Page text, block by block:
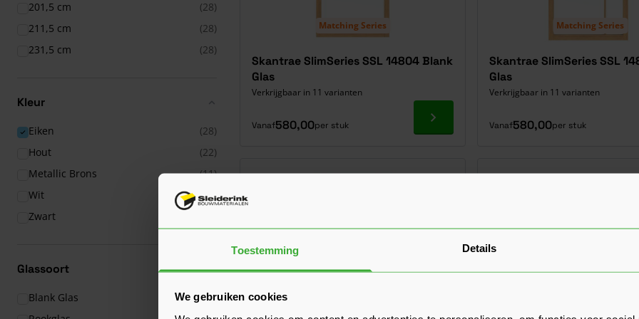
Toestemming Details
We gebruiken cookies
201,5 cm
(28)
211,5 cm
(28)
231,5 cm
(28)
Kleur
Eiken
(28)
Hout
(22)
Metallic Brons
(11)
Wit
(313)
Zwart
Glassoort
Blank Glas
(12)
Matching Series
Skantrae SlimSeries SSL 14804 Blank
Glas
Verkrijgbaar in 11 varianten
Vanaf580,00per stuk Ga naar product
Matching Series
Skantrae SlimSeries SSL
Glas
Verkrijgbaar in 11 varianten
Vanaf580,00per stuk